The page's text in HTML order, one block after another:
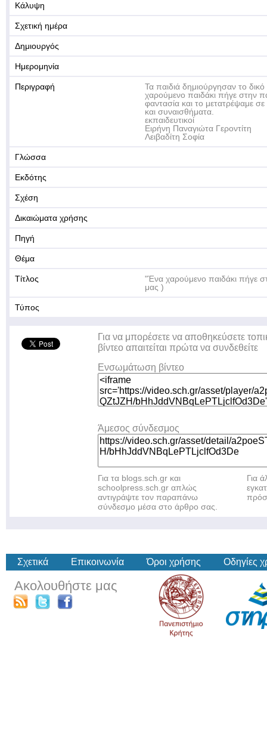
Κάλυψη
Σχετική ημέρα
Δημιουργός
Ημερομηνία
Περιγραφή
Τα παιδιά δημιούργησαν το
χαρούμενο παιδάκι πήγε στην
φαντασία και το μετατρέψαμε
και συναισθήματα.
εκπαιδευτικοί
Ειρήνη Παναγιώτα Γεροντίτη
Λειβαδίτη Σοφία
Γλώσσα
Εκδότης
Σχέση
Δικαιώματα χρήσης
Πηγή
Θέμα
Τίτλος
"Ένα χαρούμενο παιδάκι πήγε
μας )
Τύπος
Για να μπορέσετε να αποθηκεύσετε
βίντεο απαιτείται πρώτα να συνδεθείτε
Ενσωμάτωση βίντεο
Άμεσος σύνδεσμος
Για τα blogs.sch.gr και
schoolpress.sch.gr απλώς
αντιγράψτε τον παραπάνω
σύνδεσμο μέσα στο άρθρο σας.
Για
Σχετικά Επικοινωνία Όροι χρήσης Οδηγίες
Ακολουθήστε μας